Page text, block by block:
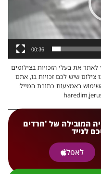
00:36
לאתר את בעלי הזכויות בצילומים
צילום שיש לכם זכויות בו, אתם
באמצעות כתובת המייל:
המובילה של 'חרדים
לנייד
לאפל